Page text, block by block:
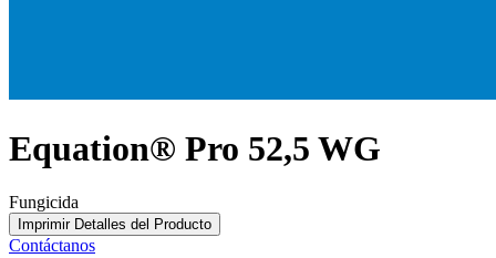
Equation® Pro 52,5 WG
Fungicida
Imprimir Detalles del Producto
Contáctanos